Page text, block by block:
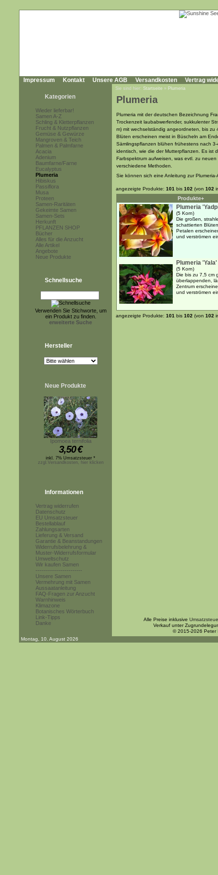
Impressum Kontakt Unsere AGB Versandkosten Vertrag
Kategorien
Wieder lieferbar!
Samen A-Z
Schling & Kletterpflanzen
Frucht & Nutzpflanzen
Gemüse & Gewürze
Mangroven & Teich
Palmen & Palmfarne
Acacia
Adenium
Baumfarne/Farne
Eucalyptus
Plumeria
Hibiskus
Passiflora
Musa
Proteen
Samen-Raritäten
Gekeimte Samen
Samen-Sets
Herkunft
PFLANZEN SHOP
Bücher
Alles für die Anzucht
Alle Artikel
Angebote
Neue Produkte
Schnellsuche
Verwenden Sie Stichworte, um
ein Produkt zu finden.
erweiterte Suche
Hersteller
Neue Produkte
Ipomoea ternifolia
3,50€
inkl. 7% Umsatzsteuer *
zzgl.Versandkosten, hier klicken
Informationen
Vertrag widerrufen
Datenschutz
EU Umsatzsteuer
Bestellablauf
Zahlungsarten
Lieferung & Versand
Garantie & Beanstandungen
Widerrufsbelehrung &
Muster-Widerrufsformular
Umweltschutz
Wir kaufen Samen
------------------------
Unsere Samen
Vermehrung mit Samen
Aussaatanleitung
FAQ-Fragen zur Anzucht
Warnhinweis
Klimazone
Botanisches Wörterbuch
Link-Tipps
Danke
Sie sind hier: Startseite » Plumeria
Plumeria
Plumeria mit der deutschen Bezeichnung
Trockenzeit laubabwerfender, sukkulenter
m) mit wechselständig angeordneten, bis
Blüten erscheinen meist in Büscheln am
Sämlingspflanzen blühen frühestens nach
identisch, wie die der Mutterpflanzen. Es ist
Farbspektrum aufweisen, was evtl. zu
verschiedene Methoden.
Sie können sich eine Anleitung zur
angezeigte Produkte: 101 bis 102 (von 102
Produkte+
Plumeria
(5 Korn)
Die großen,
schattierten
Petalen
und verströmen
Plumeria 'Yala'
(5 Korn)
Die bis zu 7,5 cm
überlappenden,
Zentrum
und verströmen
angezeigte Produkte: 101 bis 102 (von 102
Alle Preise inklusive
Verkauf unter
© 2015-2026 Peter
Montag, 10. August 2026